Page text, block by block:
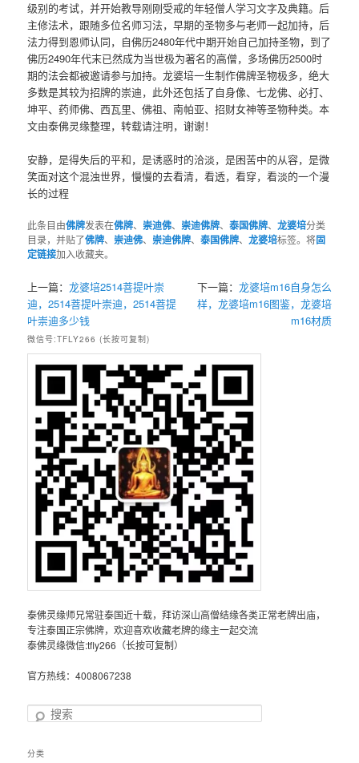
级别的考试，并开始教导刚刚受戒的年轻僧人学习文字及典籍。后
主修法术，跟随多位名师习法，早期的圣物多与老师一起加持，后
法力得到恩师认同，自佛历2480年代中期开始自己加持圣物，到了
佛历2490年代末已然成为当世极为著名的高僧，多场佛历2500时
期的法会都被邀请参与加持。龙婆培一生制作佛牌圣物极多，绝大
多数是其较为招牌的崇迪，此外还包括了自身像、七龙佛、必打、
坤平、药师佛、西瓦里、佛祖、南帕亚、招财女神等圣物种类。本
文由泰佛灵缘整理，转载请注明，谢谢！
安静，是得失后的平和，是诱惑时的洽淡，是困苦中的从容，是微
笑面对这个混浊世界，慢慢的去看清，看透，看穿，看淡的一个漫
长的过程
此条目由佛牌发表在佛牌、 崇迪佛、 崇迪佛牌、泰国佛牌、龙婆培分类
目录，并贴了佛牌、 崇迪佛、 崇迪佛牌、泰国佛牌、龙婆培标签。将固
定链接加入收藏夹。
上一篇：龙婆培2514菩提叶崇
迪，2514菩提叶崇迪，2514菩提
叶崇迪多少钱
下一篇： 龙婆培m16自身怎么
样，龙婆培m16图鉴，龙婆培
m16材质
微信号:TFLY266 (长按可复制)
泰佛灵缘师兄常驻泰国近十载，拜访深山高僧结缘各类正常老牌出庙，
专注泰国正宗佛牌，欢迎喜欢收藏老牌的缘主一起交流
泰佛灵缘微信:tfly266（长按可复制）
官方热线：4008067238
搜
分类